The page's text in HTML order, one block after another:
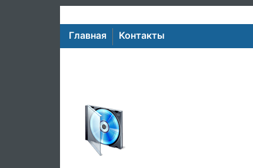
Главная Контакты